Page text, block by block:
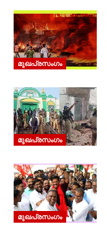
മുഖപ്രസംഗം
മുഖപ്രസംഗം
മുഖപ്രസംഗം